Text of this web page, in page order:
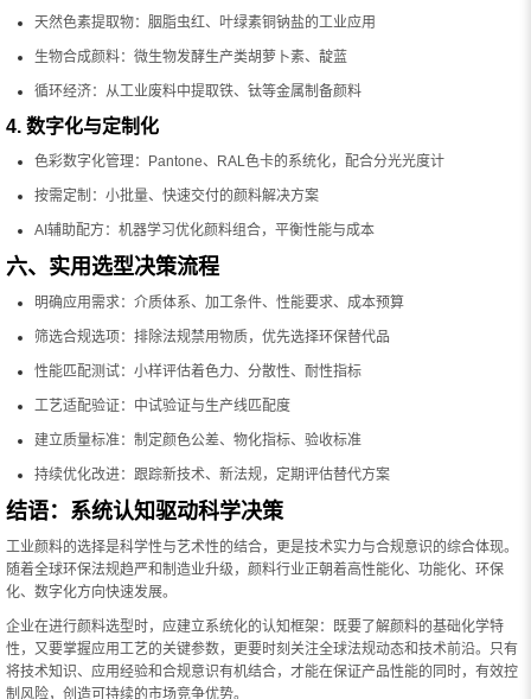
天然色素提取物：胭脂虫红、叶绿素铜钠盐的工业应用
生物合成颜料：微生物发酵生产类胡萝卜素、靛蓝
循环经济：从工业废料中提取铁、钛等金属制备颜料
4. 数字化与定制化
色彩数字化管理：Pantone、RAL色卡的系统化，配合分光光度计
按需定制：小批量、快速交付的颜料解决方案
AI辅助配方：机器学习优化颜料组合，平衡性能与成本
六、实用选型决策流程
明确应用需求：介质体系、加工条件、性能要求、成本预算
筛选合规选项：排除法规禁用物质，优先选择环保替代品
性能匹配测试：小样评估着色力、分散性、耐性指标
工艺适配验证：中试验证与生产线匹配度
建立质量标准：制定颜色公差、物化指标、验收标准
持续优化改进：跟踪新技术、新法规，定期评估替代方案
结语：系统认知驱动科学决策
工业颜料的选择是科学性与艺术性的结合，更是技术实力与合规意识的综合体现。
随着全球环保法规趋严和制造业升级，颜料行业正朝着高性能化、功能化、环保
化、数字化方向快速发展。
企业在进行颜料选型时，应建立系统化的认知框架：既要了解颜料的基础化学特
性，又要掌握应用工艺的关键参数，更要时刻关注全球法规动态和技术前沿。只有
将技术知识、应用经验和合规意识有机结合，才能在保证产品性能的同时，有效控
制风险，创造可持续的市场竞争优势。